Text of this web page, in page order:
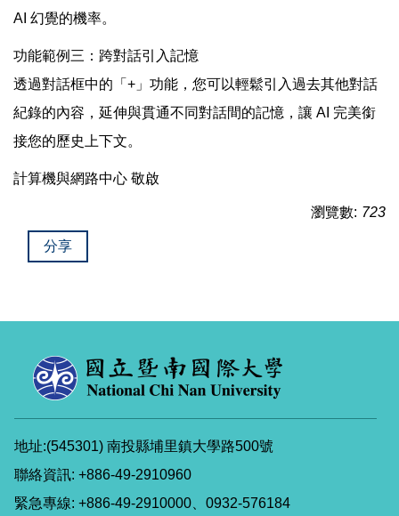
AI 幻覺的機率。
功能範例三：跨對話引入記憶
透過對話框中的「+」功能，您可以輕鬆引入過去其他對話
紀錄的內容，延伸與貫通不同對話間的記憶，讓 AI 完美銜
接您的歷史上下文。
計算機與網路中心 敬啟
瀏覽數: 723
分享
地址:(545301) 南投縣埔里鎮大學路500號
聯絡資訊: +886-49-2910960
緊急專線: +886-49-2910000、0932-576184